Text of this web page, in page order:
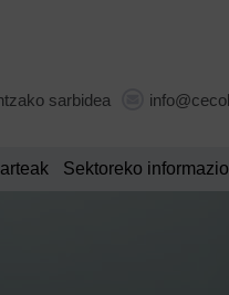
sarbidea
Sektoreko